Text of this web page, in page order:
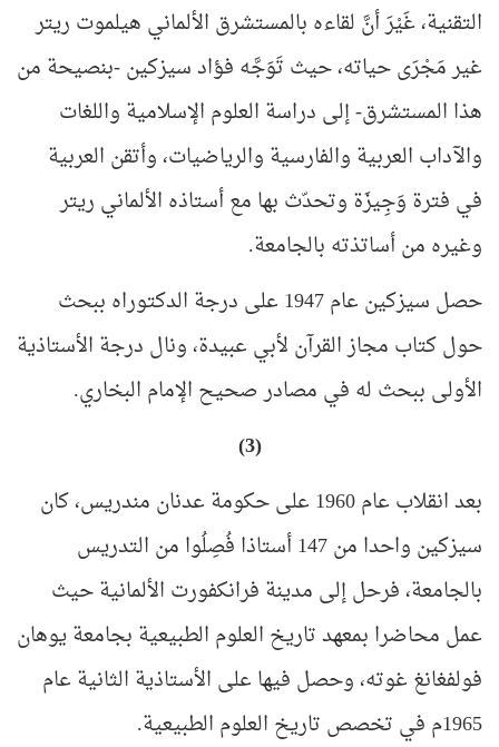
التقنية، غَيْرَ أنَّ لقاءه بالمستشرق الألماني هيلموت ريتر
غير مَجْرَى حياته، حيث تَوَجَّه فؤاد سيزكين -بنصيحة من
هذا المستشرق- إلى دراسة العلوم الإسلامية واللغات
والآداب العربية والفارسية والرياضيات، وأتقن العربية
في فترة وَجِيزَة وتحدّث بها مع أستاذه الألماني ريتر
وغيره من أساتذته بالجامعة.
حصل سيزكين عام 1947 على درجة الدكتوراه ببحث
حول كتاب مجاز القرآن لأبي عبيدة، ونال درجة الأستاذية
الأولى ببحث له في مصادر صحيح الإمام البخاري.
(3)
بعد انقلاب عام 1960 على حكومة عدنان مندريس، كان
سيزكين واحدا من 147 أستاذا فُصِلُوا من التدريس
بالجامعة، فرحل إلى مدينة فرانكفورت الألمانية حيث
عمل محاضرا بمعهد تاريخ العلوم الطبيعية بجامعة يوهان
فولفغانغ غوته، وحصل فيها على الأستاذية الثانية عام
1965م في تخصص تاريخ العلوم الطبيعية
.